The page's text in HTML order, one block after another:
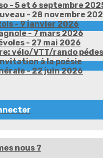
- 5 et 6 septembre
- 28 novembre
- 9 janvier 2026
- 7 mars 2026
- 27 mai 2026
vélo/VTT/rando
à la poésie
- 22 juin 2026
nous ?